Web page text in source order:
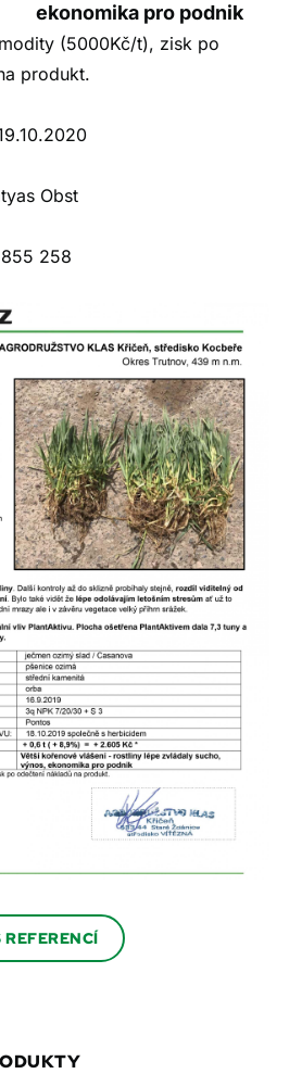
ekonomika pro podnik
(5000Kč/t), zisk po
produkt.
Obst
258